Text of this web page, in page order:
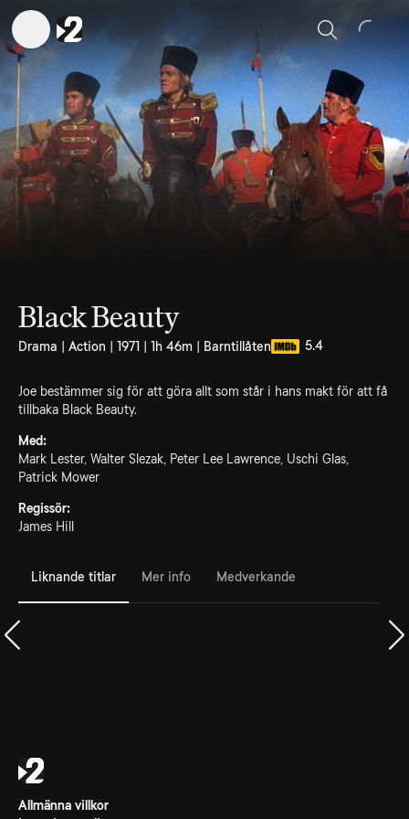
Sök
Black Beauty
Drama | Action | 1971 | 1h 46m | Barntillåten 5.4
Joe bestämmer sig för att göra allt som står i hans makt för att få
tillbaka Black Beauty.
Med:
Mark Lester, Walter Slezak, Peter Lee Lawrence, Uschi Glas,
Patrick Mower
Regissör:
James Hill
Liknande titlar Mer info Medverkande
Allmänna villkor